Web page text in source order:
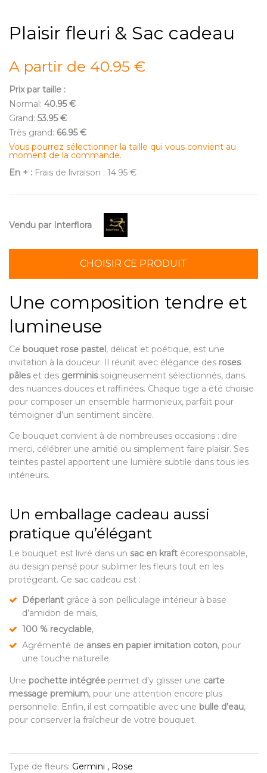
Plaisir fleuri & Sac cadeau
A partir de 40.95 €
Prix par taille :
Normal: 40.95 €
Grand: 53.95 €
Très grand: 66.95 €
Vous pourrez sélectionner la taille qui vous convient au
moment de la commande.
En + : Frais de livraison : 14.95 €
Vendu par Interflora
CHOISIR CE PRODUIT
Une composition tendre et
lumineuse
Ce bouquet rose pastel , délicat et poétique, est une
invitation à la douceur. Il réunit avec élégance des roses
pâleset des germinissoigneusement sélectionnés, dans
des nuances douces et raffinées. Chaque tige a été choisie
pour composer un ensemble harmonieux, parfait pour
témoigner d’un sentiment sincère.
Ce bouquet convient à de nombreuses occasions : dire
merci, célébrer une amitié ou simplement faire plaisir. Ses
teintes pastel apportent une lumière subtile dans tous les
intérieurs.
Un emballage cadeau aussi
pratique qu’élégant
Le bouquet est livré dans un sac en kraft écoresponsable,
au design pensé pour sublimer les fleurs tout en les
protégeant. Ce sac cadeau est :
Déperlant grâce à son pelliculage intérieur à base
d’amidon de maïs,
100 % recyclable,
Agrémenté de anses en papier imitation coton, pour
une touche naturelle.
Une pochette intégrée permet d’y glisser une carte
message premium, pour une attention encore plus
personnelle. Enfin, il est compatible avec une bulle d’eau,
pour conserver la fraîcheur de votre bouquet.
Type de fleurs: Germini , Rose